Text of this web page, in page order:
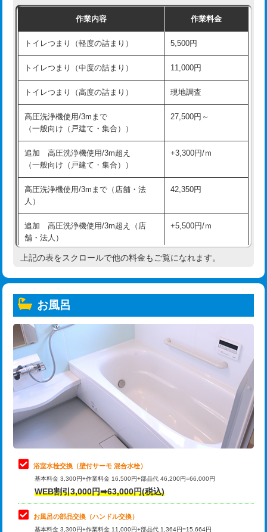
作業内容 作業料金
トイレつまり（軽度の詰まり） 5,500円
トイレつまり（中度の詰まり） 11,000円
トイレつまり（高度の詰まり） 現地調査
高圧洗浄機使用/3mまで
（一般向け（戸建て・集合））
27,500円～
追加 高圧洗浄機使用/3m超え
（一般向け（戸建て・集合））
+3,300円/ｍ
高圧洗浄機使用/3mまで（店舗・法
人）
42,350円
追加 高圧洗浄機使用/3m超え（店
舗・法人）
+5,500円/ｍ
高度高圧洗浄換 現地調査
トーラー機使用/3mまで
追加トーラー機使用/3m超え
カメラ調査 33,000円
桝清掃 8,800円
止水・漏水調査・防水処理・清掃・修
理・調整・分解・加工など（軽作業）
止水・漏水調査・防水処理・清掃・修
理・調整・分解・加工など（中作業）
22,000円
止水・漏水調査・防水処理・清掃・修
理・調整・分解・加工など（重作業）
33,000円
トイレタンク脱着
上記の表をスクロールで他の料金もご覧になれます。
お風呂
浴室水栓交換（壁付サーモ 混合水栓）
基本料金 3,300円+作業料金 16,500円+部品代 46,200円=66,000円
WEB割引3,000円➡63,000円(税込)
お風呂の部品交換（ハンドル交換）
基本料金 3,300円+作業料金 11,000円+部品代 1,364円=15,664円